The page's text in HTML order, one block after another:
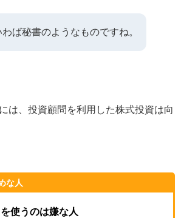
わば秘書のようなものですね。
は、投資顧問を利用した株式投資は向
な人
使うのは嫌な人